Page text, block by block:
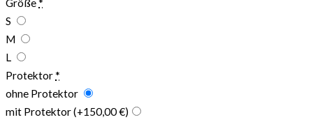
Größe*
S
M
L
Protektor*
ohne Protektor
mit Protektor(+150,00 €)